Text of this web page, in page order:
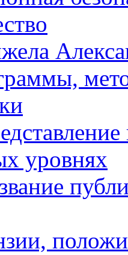
уровнях